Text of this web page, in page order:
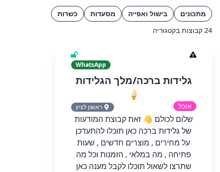
מתכונים בישול ואפייה מסעדות
כשרות
24 קבוצות בקטגוריה
WhatsApp
גלידות ברכה/מלך הגלידות
🍦
אוכל ראשון לציון
שלום לכולם 👋 זאת קבוצת המודעות
של גלידות ברכה כאן תוכלו להתעדכן
על מחירים , מוצרים חדשים , שעות
פתיחה , מה במלאי , הזמנות וכל מה
שתרצו לשאול תוכלו לקבל מענה כאן